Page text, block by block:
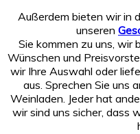
Außerdem bieten wir in
unseren
Sie kommen zu uns, wir
Wünschen und
wir Ihre Auswahl oder
aus. Sprechen Sie uns
Weinladen. Jeder hat
wir sind uns sicher, dass